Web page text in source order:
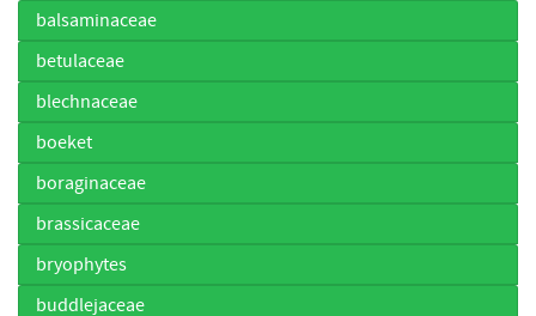
balsaminaceae
betulaceae
blechnaceae
boeket
boraginaceae
brassicaceae
bryophytes
buddlejaceae